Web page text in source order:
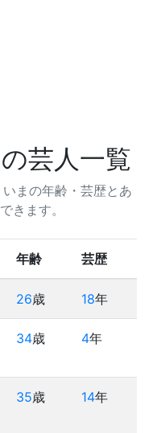
芸人一覧
まの年齢・芸歴とあ
きます。
年齢 芸歴
26歳 18年
34歳 4年
35歳 14年